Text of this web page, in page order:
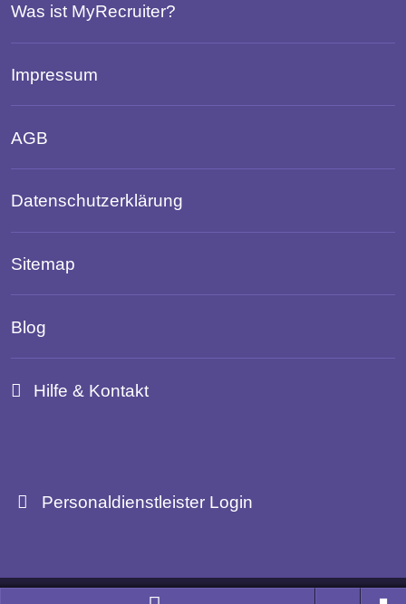
Was ist MyRecruiter?
Impressum
AGB
Datenschutzerklärung
Sitemap
Blog
Hilfe & Kontakt
Personaldienstleister Login
Branchenportal Software made in Germany